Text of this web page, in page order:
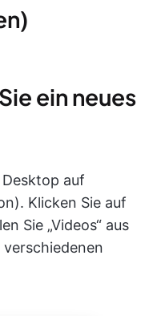
ein neues
auf
Klicken Sie auf
Sie „Videos“ aus
verschiedenen